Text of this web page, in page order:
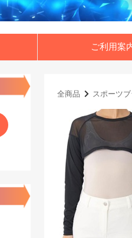
ご利用案
全商品 スポーツ